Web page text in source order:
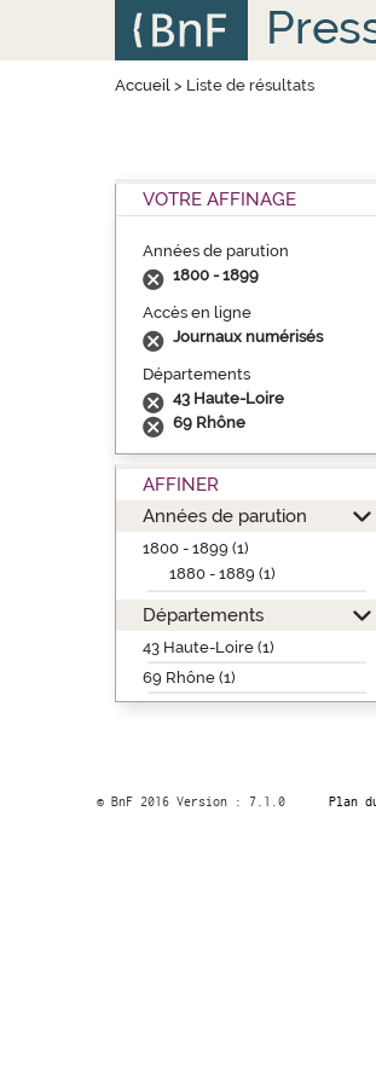
Accueil> Liste de résultats
VOTRE AFFINAGE
Années de parution
1800 - 1899
Accès en ligne
Journaux numérisés
Départements
43 Haute-Loire
69 Rhône
AFFINER
Années de parution
1800 - 1899 (1)
1880 - 1889 (1)
Départements
43 Haute-Loire (1)
69 Rhône (1)
© BnF 2016 Version : 7.1.0 Plan
Panneau de gestion des cookies